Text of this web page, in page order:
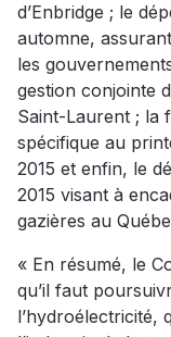
d’Enbridge ; le
automne,
les
gestion conjointe
Saint-Laurent ; la
spécifique au
2015 et enfin, le
2015 visant à
gazières au
« En résumé, le
qu’il faut
l’hydroélectricité,